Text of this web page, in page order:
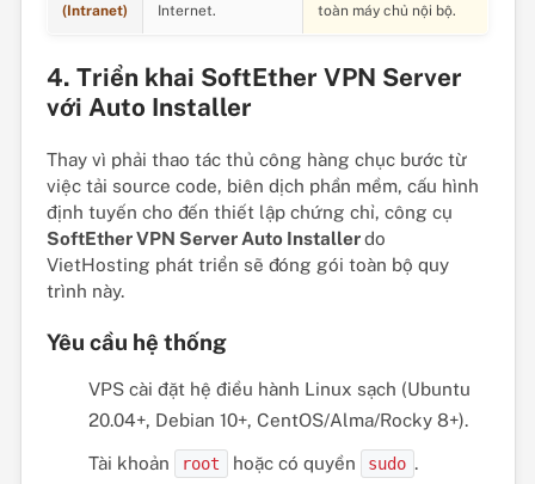
(Intranet)
Internet.
toàn máy chủ nội bộ.
4. Triển khai SoftEther VPN Server
với Auto Installer
Thay vì phải thao tác thủ công hàng chục bước từ
việc tải source code, biên dịch phần mềm, cấu hình
định tuyến cho đến thiết lập chứng chỉ, công cụ
SoftEther VPN Server Auto Installerdo
VietHosting phát triển sẽ đóng gói toàn bộ quy
trình này.
Yêu cầu hệ thống
VPS cài đặt hệ điều hành Linux sạch (Ubuntu
20.04+, Debian 10+, CentOS/Alma/Rocky 8+).
Tài khoản
root hoặc có quyền sudo .